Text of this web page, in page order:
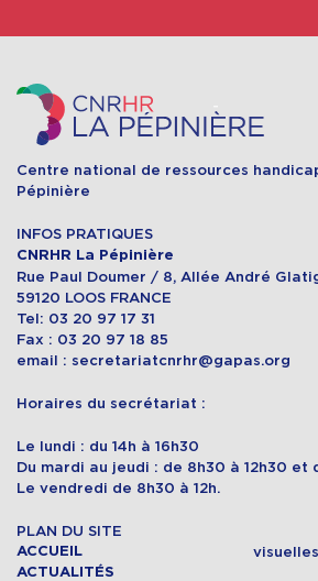
Centre national de ressources
Pépinière
INFOS PRATIQUES
CNRHR La Pépinière
Rue Paul Doumer / 8, Allée André
59120 LOOS FRANCE
Tel: 03 20 97 17 31
Fax : 03 20 97 18 85
email : secretariatcnrhr@gapas.org
Horaires du secrétariat :
Le lundi : du 14h à 16h30
Du mardi au jeudi : de 8h30 à 12h30 et
Le vendredi de 8h30 à 12h.
PLAN DU SITE
ACCUEIL
ACTUALITÉS
visuelles